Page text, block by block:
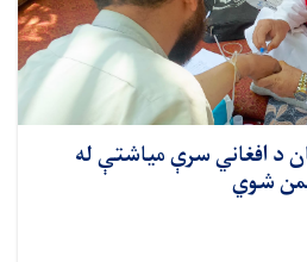
د افغاني سرې مياشتې له
شوي